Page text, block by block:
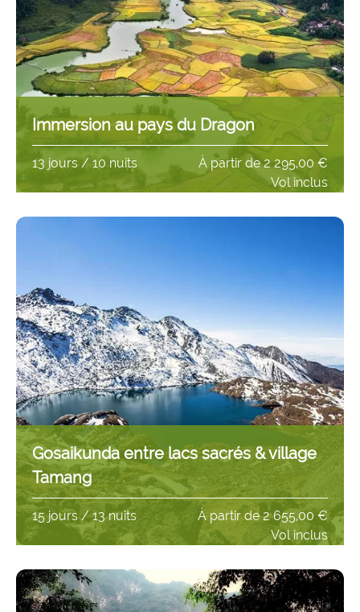
Immersion au pays du Dragon
13 jours / 10 nuits
Vol inclus
À partir de2 295,00 €
Gosaikunda entre lacs sacrés & village
Tamang
15 jours / 13 nuits
Vol inclus
À partir de2 655,00 €